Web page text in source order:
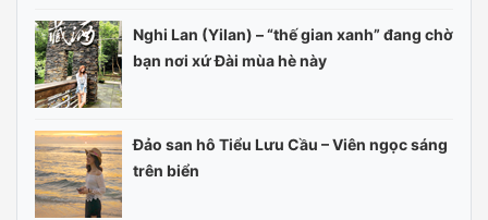
Nghi Lan (Yilan) – “thế gian xanh” đang chờ
bạn nơi xứ Đài mùa hè này
Đảo san hô Tiểu Lưu Cầu – Viên ngọc sáng
trên biển